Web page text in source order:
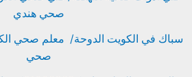
صحي هندي
صحي